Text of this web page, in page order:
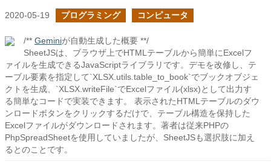
2020-05-19 プログラミング コンピュータ
/** Geminiが自動生成した概要 **/
SheetJSは、ブラウザ上でHTMLテーブルから簡単にExcelフ
ァイルを生成できるJavaScriptライブラリです。デモを改修し、テ
ーブル要素を指定して`XLSX.utils.table_to_book`でブックオブジェ
クトを生成、`XLSX.writeFile`でExcelファイル(xlsx)として出力す
る簡単なコードで実装できます。 表示されたHTMLテーブルのダウ
ンロードボタンをクリックするだけで、テーブル構造を保持した
Excelファイルがダウンロードされます。著者は従来PHPの
PhpSpreadSheetを使用していましたが、SheetJSも選択肢に加え
るとのことです。